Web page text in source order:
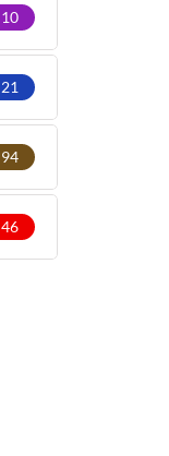
10
21
94
46